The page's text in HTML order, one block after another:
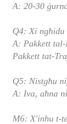
A: 20-30
Q4: Xi
A: Pakkett
Pakkett tat-
Q5: Nistgħu
A: Iva, aħna
M6: X'inhu t-